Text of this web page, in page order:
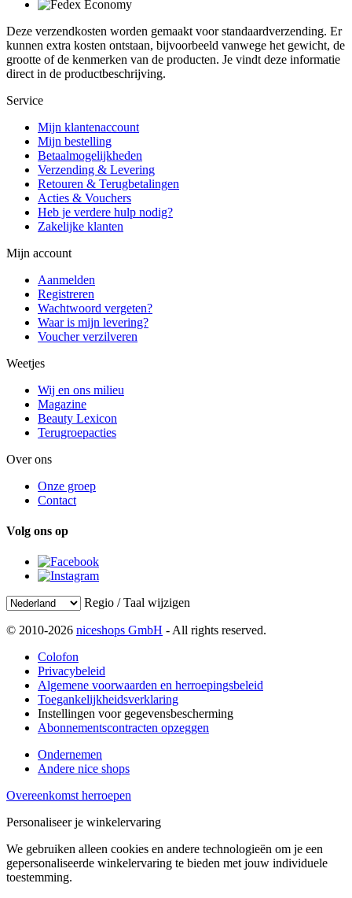
Deze verzendkosten worden gemaakt voor standaardverzending. Er
kunnen extra kosten ontstaan, bijvoorbeeld vanwege het gewicht, de
grootte of de kenmerken van de producten. Je vindt deze informatie
direct in de productbeschrijving.
Service
Mijn klantenaccount
Mijn bestelling
Betaalmogelijkheden
Verzending & Levering
Retouren & Terugbetalingen
Acties & Vouchers
Heb je verdere hulp nodig?
Zakelijke klanten
Mijn account
Aanmelden
Registreren
Wachtwoord vergeten?
Waar is mijn levering?
Voucher verzilveren
Weetjes
Wij en ons milieu
Magazine
Beauty Lexicon
Terugroepacties
Over ons
Onze groep
Contact
Volg ons op
Regio / Taal wijzigen
© 2010-2026 niceshops GmbH - All rights reserved.
Colofon
Privacybeleid
Algemene voorwaarden en herroepingsbeleid
Toegankelijkheidsverklaring
Instellingen voor gegevensbescherming
Abonnementscontracten opzeggen
Ondernemen
Andere nice shops
Overeenkomst herroepen
Personaliseer je winkelervaring
We gebruiken alleen cookies en andere technologieën om je een
gepersonaliseerde winkelervaring te bieden met jouw individuele
toestemming.